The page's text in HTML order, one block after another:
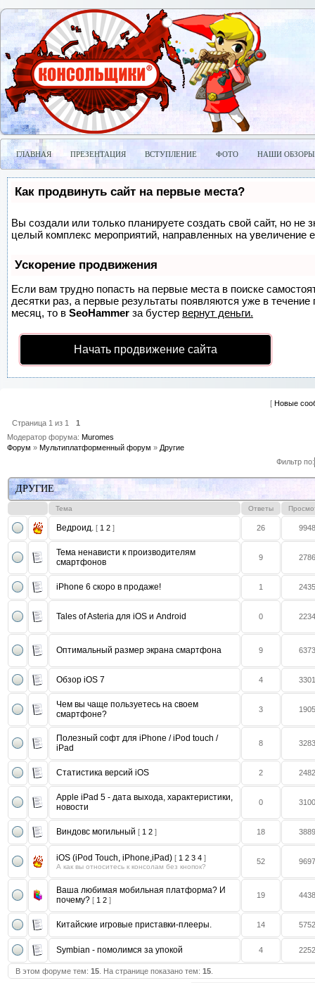
ГЛАВНАЯ ПРЕЗЕНТАЦИЯ ВСТУПЛЕНИЕ ФОТО НАШИ ОБЗОРЫ
Как продвинуть сайт на первые места?
Вы создали или только планируете создать свой сайт, но не
целый комплекс мероприятий, направленных на увеличение
Ускорение продвижения
Если вам трудно попасть на первые места в поиске
десятки раз, а первые результаты появляются уже в
месяц, то в SeoHammer за бустер вернут деньги.
Начать продвижение сайта
[ Новые
Страница 1 из 1
1
Модератор форума: Muromes
Форум » Мультиплатформенный форум » Другие
Фильтр по:
ДРУГИЕ
Тема Ответы
Ведроид. [ 1 2 ] 26
Тема ненависти к производителям
смартфонов
9
iPhone 6 скоро в продаже! 1
Tales of Asteria для iOS и Android 0
Оптимальный размер экрана смартфона 9
Обзор iOS 7 4
Чем вы чаще пользуетесь на своем
смартфоне?
3
Полезный софт для iPhone / iPod touch /
iPad
8
Статистика версий iOS 2
Apple iPad 5 - дата выхода, характеристики,
новости
0
Виндовс могильный [ 1 2 ] 18
iOS (iPod Touch, iPhone,iPad) [ 1 2 3 4 ]
А как вы относитесь к консолам без кнопок?
52
Ваша любимая мобильная платформа? И
почему? [ 1 2 ]
19
Китайские игровые приставки-плееры. 14
Symbian - помолимся за упокой 4
В этом форуме тем: 15 . На странице показано тем: 15